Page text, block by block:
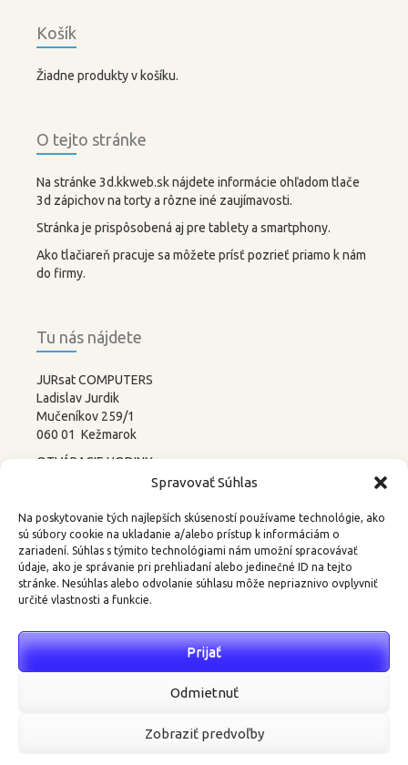
Spravovať Súhlas
Na poskytovanie tých najlepších skúseností používame technológie, ako
sú súbory cookie na ukladanie a/alebo prístup k informáciám o
zariadení. Súhlas s týmito technológiami nám umožní spracovávať
údaje, ako je správanie pri prehliadaní alebo jedinečné ID na tejto
stránke. Nesúhlas alebo odvolanie súhlasu môže nepriaznivo ovplyvniť
určité vlastnosti a funkcie.
Prijať
Odmietnuť
Zobraziť predvoľby
Košík
Žiadne produkty v košíku.
O tejto stránke
Na stránke 3d.kkweb.sk nájdete informácie ohľadom tlače
3d zápichov na torty a rôzne iné zaujímavosti.
Stránka je prispôsobená aj pre tablety a smartphony.
Ako tlačiareň pracuje sa môžete prísť pozrieť priamo k nám
do firmy.
Tu nás nájdete
JURsat COMPUTERS
Ladislav Jurdik
Mučeníkov 259/1
060 01 Kežmarok
OTVÁRACIE HODINY:
PONDELOK – PIATOK
SOBOTA – NEDEĽA
ZATVORENÉ
tel.: 052 4522367, 0905 219488
email:3d@kkweb.sk
Najnovšie komentáre